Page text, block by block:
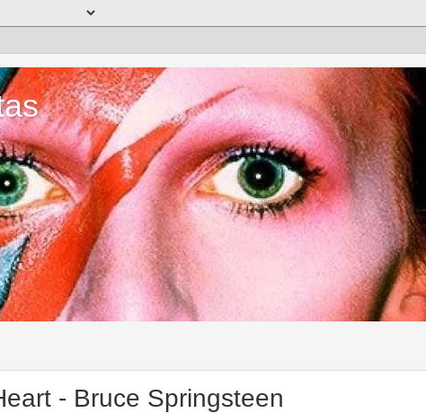
- Bruce Springsteen